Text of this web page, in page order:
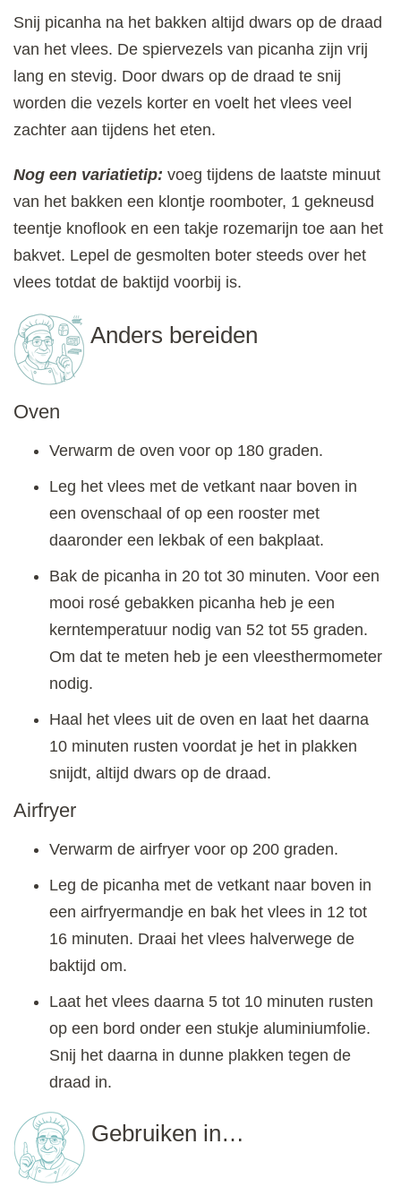
Snij picanha na het bakken altijd dwars op de draad
van het vlees. De spiervezels van picanha zijn vrij
lang en stevig. Door dwars op de draad te snij
worden die vezels korter en voelt het vlees veel
zachter aan tijdens het eten.
Nog een variatietip: voeg tijdens de laatste minuut
van het bakken een klontje roomboter, 1 gekneusd
teentje knoflook en een takje rozemarijn toe aan het
bakvet. Lepel de gesmolten boter steeds over het
vlees totdat de baktijd voorbij is.
Anders bereiden
Oven
Verwarm de oven voor op 180 graden.
Leg het vlees met de vetkant naar boven in
een ovenschaal of op een rooster met
daaronder een lekbak of een bakplaat.
Bak de picanha in 20 tot 30 minuten. Voor een
mooi rosé gebakken picanha heb je een
kerntemperatuur nodig van 52 tot 55 graden.
Om dat te meten heb je een vleesthermometer
nodig.
Haal het vlees uit de oven en laat het daarna
10 minuten rusten voordat je het in plakken
snijdt, altijd dwars op de draad.
Airfryer
Verwarm de airfryer voor op 200 graden.
Leg de picanha met de vetkant naar boven in
een airfryermandje en bak het vlees in 12 tot
16 minuten. Draai het vlees halverwege de
baktijd om.
Laat het vlees daarna 5 tot 10 minuten rusten
op een bord onder een stukje aluminiumfolie.
Snij het daarna in dunne plakken tegen de
draad in.
Gebruiken in…